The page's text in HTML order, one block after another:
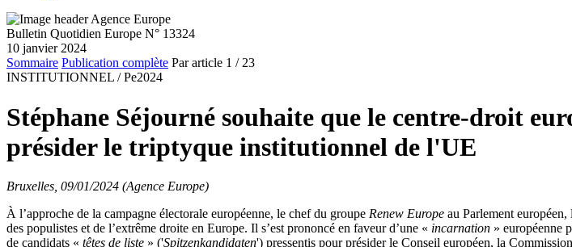
Bulletin Quotidien Europe N° 13324
10 janvier 2024
Sommaire Publication complète Par article 1 / 23
INSTITUTIONNEL / Pe2024
Stéphane Séjourné souhaite que le centre-droit
présider le triptyque institutionnel de l'UE
Bruxelles, 09/01/2024 (Agence Europe)
À l’approche de la campagne électorale européenne, le chef du groupe Renew Europe au Parlement
des populistes et de l’extrême droite en Europe. Il s’est prononcé en faveur d’une « incarnation » européenne
de candidats « têtes de liste » ('Spitzenkandidaten') pressentis pour présider le Conseil européen, la